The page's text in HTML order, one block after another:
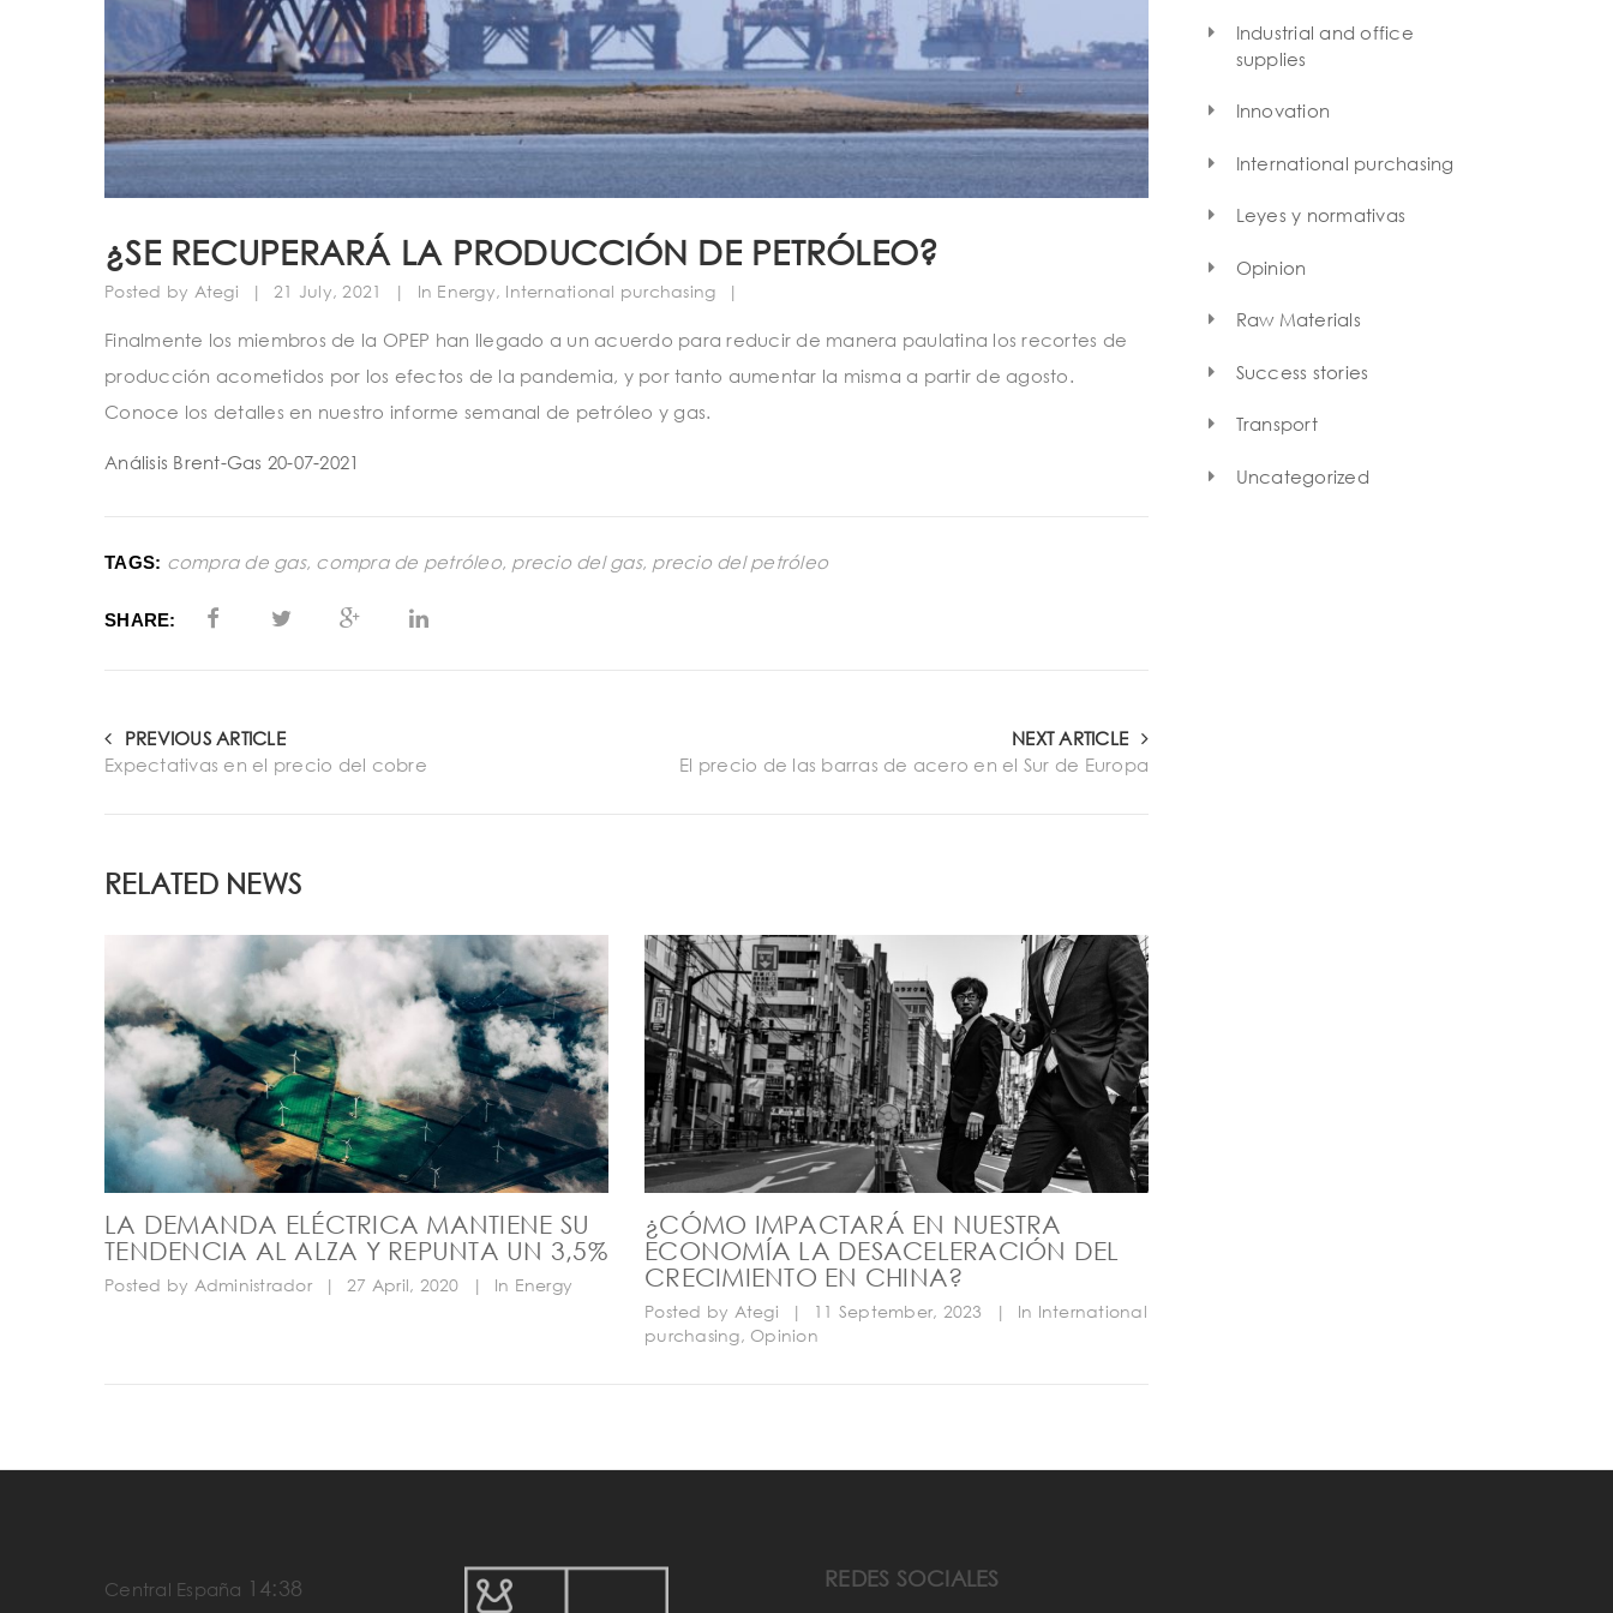
¿SE RECUPERARÁ LA PRODUCCIÓN DE PETRÓLEO?
Posted by Ategi | 21 July, 2021 | In Energy, International purchasing |
Finalmente los miembros de la OPEP han llegado a un acuerdo para reducir de manera paulatina los recortes de
producción acometidos por los efectos de la pandemia, y por tanto aumentar la misma a partir de agosto.
Conoce los detalles en nuestro informe semanal de petróleo y gas.
Análisis Brent-Gas 20-07-2021
TAGS: compra de gas, compra de petróleo, precio del gas, precio del petróleo
SHARE:
PREVIOUS ARTICLE
Expectativas en el precio del cobre
NEXT ARTICLE
El precio de las barras de acero en el Sur de Europa
RELATED NEWS
LA DEMANDA ELÉCTRICA MANTIENE SU
TENDENCIA AL ALZA Y REPUNTA UN 3,5%
Posted by Administrador | 27 April, 2020 | In Energy
¿CÓMO IMPACTARÁ EN NUESTRA
ECONOMÍA LA DESACELERACIÓN DEL
CRECIMIENTO EN CHINA?
Posted by Ategi | 11 September, 2023 | In International
purchasing, Opinion
Industrial and office
supplies
Innovation
International purchasing
Leyes y normativas
Opinion
Raw Materials
Success stories
Transport
Uncategorized
Central España 14:38 REDES SOCIALES